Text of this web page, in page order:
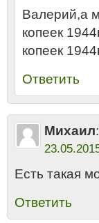
Валерий,а
копеек
копеек
Ответить
Михаил:
Есть такая
Ответить